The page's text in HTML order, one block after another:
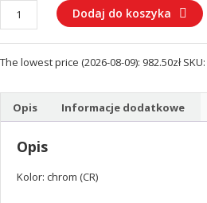
ilość
ARMANCE
Bateria
umywalkowa
Dodaj do koszyka
The lowest price (2026-08-09): 982.50zł SKU:
Opis Informacje dodatkowe
Opis
Kolor: chrom (CR)